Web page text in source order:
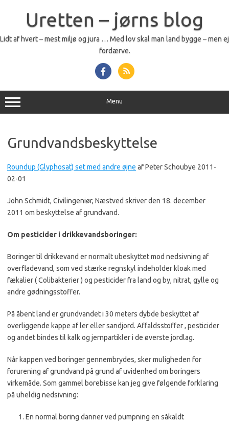
Uretten – jørns blog
Lidt af hvert – mest miljø og jura … Med lov skal man land bygge – men ej
fordærve.
Menu
Grundvandsbeskyttelse
Roundup (Glyphosat) set med andre øjne af Peter Schoubye 2011-
02-01
John Schmidt, Civilingeniør, Næstved skriver den 18. december
2011 om beskyttelse af grundvand.
Om pesticider i drikkevandsboringer:
Boringer til drikkevand er normalt ubeskyttet mod nedsivning af
overfladevand, som ved stærke regnskyl indeholder kloak med
fækalier ( Colibakterier ) og pesticider fra land og by, nitrat, gylle og
andre gødningsstoffer.
På åbent land er grundvandet i 30 meters dybde beskyttet af
overliggende kappe af ler eller sandjord. Affaldsstoffer , pesticider
og andet bindes til kalk og jernpartikler i de øverste jordlag.
Når kappen ved boringer gennembrydes, sker muligheden for
forurening af grundvand på grund af uvidenhed om boringers
virkemåde. Som gammel borebisse kan jeg give følgende forklaring
på uheldig nedsivning:
En normal boring danner ved pumpning en såkaldt